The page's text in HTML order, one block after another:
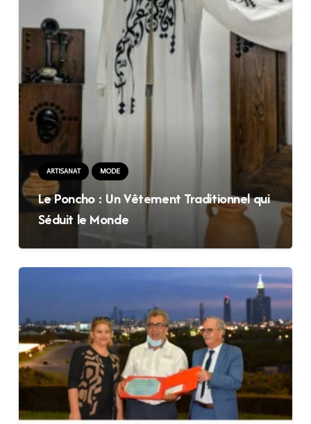
ARTISANAT MODE
Le Poncho : Un Vêtement Traditionnel qui
Séduit le Monde